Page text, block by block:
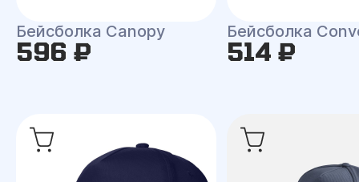
Бейсболка Canopy
596 ₽
Бейсболка
514 ₽